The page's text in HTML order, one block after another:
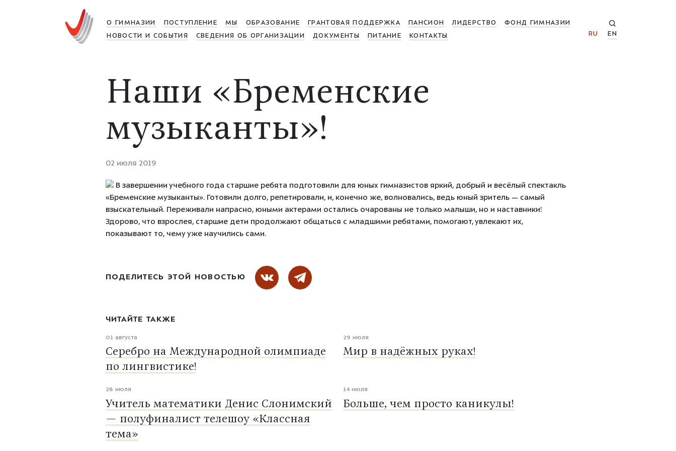
О ГИМНАЗИИ ПОСТУПЛЕНИЕ МЫ ОБРАЗОВАНИЕ ГРАНТОВАЯ ПОДДЕРЖКА ПАНСИОН ЛИДЕРСТВО
ФОНД ГИМНАЗИИ
НОВОСТИ И СОБЫТИЯ
СВЕДЕНИЯ ОБ ОРГАНИЗАЦИИ ДОКУМЕНТЫ ПИТАНИЕ КОНТАКТЫ RU EN
Наши «Бременские
музыканты»!
02 июля 2019
В завершении учебного года старшие ребята подготовили для юных гимназистов яркий, добрый и весёлый спектакль
«Бременские музыканты». Готовили долго, репетировали, и, конечно же, волновались, ведь юный зритель — самый
взыскательный. Переживали напрасно, юными актерами остались очарованы не только малыши, но и наставники!
Здорово, что взрослея, старшие дети продолжают общаться с младшими ребятами, помогают, увлекают их,
показывают то, чему уже научились сами.
ПОДЕЛИТЕСЬ ЭТОЙ НОВОСТЬЮ
ЧИТАЙТЕ ТАКЖЕ
01 августа
Серебро на Международной олимпиаде
по лингвистике!
29 июля
Мир в надёжных руках!
28 июля
Учитель математики Денис Слонимский
— полуфиналист телешоу «Классная
тема»
14 июля
Больше, чем просто каникулы!